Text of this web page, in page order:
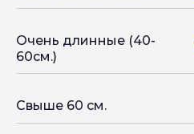
Очень длинные (40-
60см.)
Свыше 60 см.